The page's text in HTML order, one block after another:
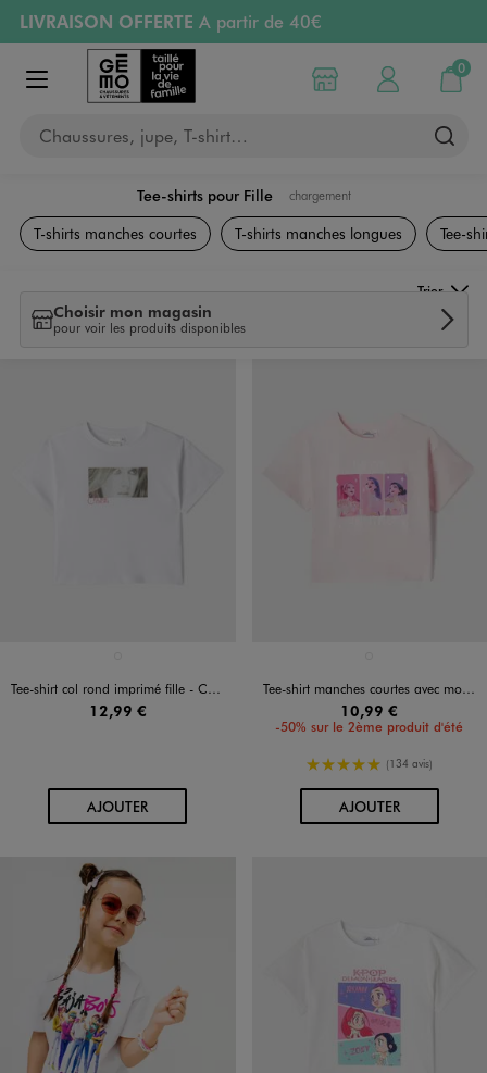
Aller au contenu principal
Aller à la navigation
LIVRAISON OFFERTE A partir de 40€
RETRAIT ET LIVRAISON OFFERTE
en magasin
PAYEZ EN 3x SANS FRAIS
Retours OFFERTS
pendant 30 jours
Afficher le menu
Chaussures, jupe, T-shirt…
Choisir mon magasin
Mon compte
0
Mon
Tee-shirts pour Fille chargement
Vêtements
T-shirts manches courtes T-shirts manches longues Tee-
Choisir mon magasin
pour voir les produits disponibles
Trier
Tee-shirt col rond imprimé fille - Celine Dion
12,99 €
AJOUTERAU PANIER
Tee-shirt manches courtes avec motif Huntrix fille - K-pop Demon Hunters
10,99 €
-50% sur le 2ème produit d'été
5/5 de moyenne
(134 avis)
AJOUTERAU PANIER